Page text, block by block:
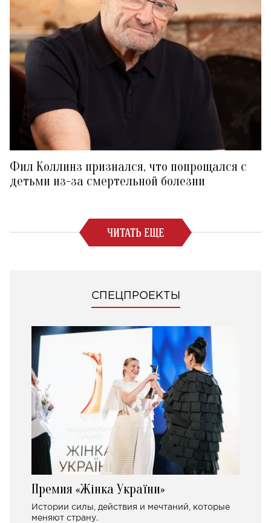
Фил Коллинз признался, что попрощался с
детьми из-за смертельной болезни
ЧИТАТЬ ЕЩЕ
СПЕЦПРОЕКТЫ
Премия «Жінка України»
Истории силы, действия и мечтаний, которые
меняют страну.